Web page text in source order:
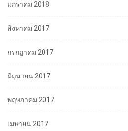
มกราคม 2018
สิงหาคม 2017
กรกฎาคม 2017
มิถุนายน 2017
พฤษภาคม 2017
เมษายน 2017